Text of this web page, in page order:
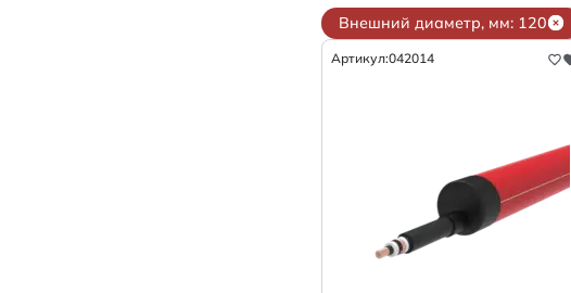
Внешний диаметр, мм: 120
Артикул:042014